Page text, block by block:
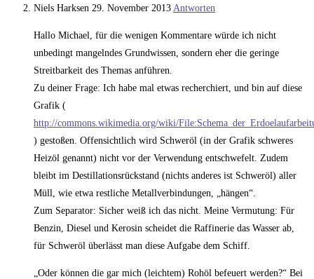
Niels Harksen 29. November 2013 Antworten
Hallo Michael, für die wenigen Kommentare würde ich nicht
unbedingt mangelndes Grundwissen, sondern eher die geringe
Streitbarkeit des Themas anführen.
Zu deiner Frage: Ich habe mal etwas recherchiert, und bin auf diese
Grafik (
http://commons.wikimedia.org/wiki/
) gestoßen. Offensichtlich wird Schweröl (in der Grafik schweres
Heizöl genannt) nicht vor der Verwendung entschwefelt. Zudem
bleibt im Destillationsrückstand (nichts anderes ist Schweröl) aller
Müll, wie etwa restliche Metallverbindungen, „hängen“.
Zum Separator: Sicher weiß ich das nicht. Meine Vermutung: Für
Benzin, Diesel und Kerosin scheidet die Raffinerie das Wasser ab,
für Schweröl überlässt man diese Aufgabe dem Schiff.
„Oder können die gar mich (leichtem) Rohöl befeuert werden?“ Bei